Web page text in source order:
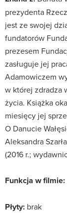
prezydenta
jest ze swojej
fundatorów
prezesem
zasługuje jej
Adamowiczem
w której zdradza
życia. Książka
miesięcy jej
O Danucie
Aleksandra
(2016 r.;
Funkcja w filmie:
Płyty: brak